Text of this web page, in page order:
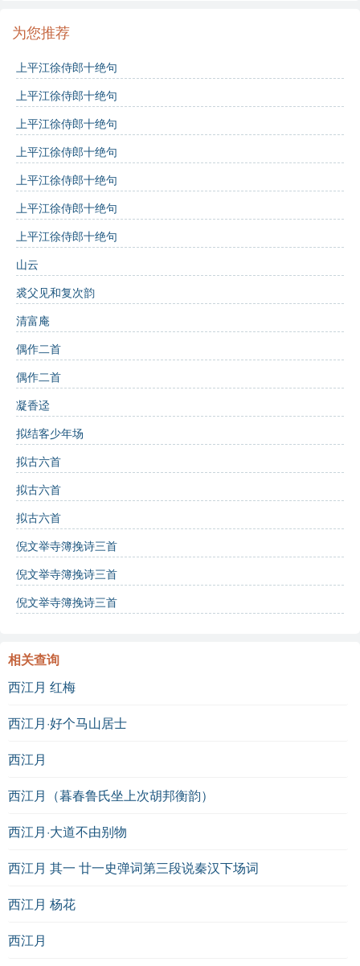
为您推荐
上平江徐侍郎十绝句
上平江徐侍郎十绝句
上平江徐侍郎十绝句
上平江徐侍郎十绝句
上平江徐侍郎十绝句
上平江徐侍郎十绝句
上平江徐侍郎十绝句
山云
裘父见和复次韵
清富庵
偶作二首
偶作二首
凝香迳
拟结客少年场
拟古六首
拟古六首
拟古六首
倪文举寺簿挽诗三首
倪文举寺簿挽诗三首
倪文举寺簿挽诗三首
不同特性。
趣。
排比：如“疏密殊无准，粗纤任不同”，增强了诗的
节奏感。
主题思想 ：
诗歌探讨了乡村生活的简单和自然，表现出一种对
物质的淡泊心态和对生活本质的深刻理解。
意象分析：
蓬户
松木和竹子
疏密
互动学习：
诗词测试
诗中提到的“蓬户”主要由什么材料构成？
A. 木材
B. 茅草或蓬草
C. 砖石
诗人认为松木和竹子的特性分别是？
A. 坚固和坚韧
B. 坚固和脆弱
诗的最后一句表达了诗人的什么态度？
A. 自满
B. 谦逊
C. 骄傲
相关作品推荐：
曾协的《蓬户》与李白的《月下独酌》都体现了对自
相关查询
西江月 红梅
西江月·好个马山居士
西江月
西江月（暮春鲁氏坐上次胡邦衡韵）
西江月·大道不由别物
西江月 其一 廿一史弹词第三段说秦汉下场词
西江月 杨花
西江月